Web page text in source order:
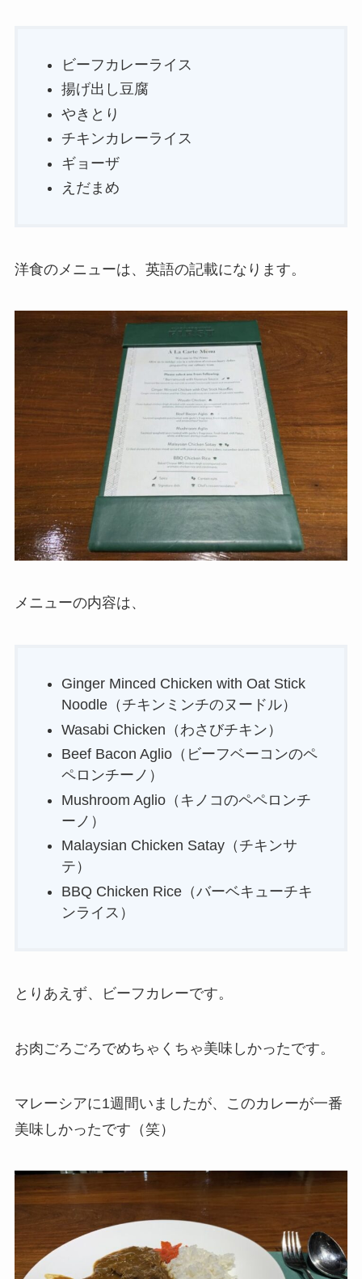
ビーフカレーライス
揚げ出し豆腐
やきとり
チキンカレーライス
ギョーザ
えだまめ
洋食のメニューは、英語の記載になります。
メニューの内容は、
Ginger Minced Chicken with Oat Stick
Noodle（チキンミンチのヌードル）
Wasabi Chicken（わさびチキン）
Beef Bacon Aglio（ビーフベーコンのペ
ペロンチーノ）
Mushroom Aglio（キノコのペペロンチ
ーノ）
Malaysian Chicken Satay（チキンサ
テ）
BBQ Chicken Rice（バーベキューチキ
ンライス）
とりあえず、ビーフカレーです。
お肉ごろごろでめちゃくちゃ美味しかったです。
マレーシアに1週間いましたが、このカレーが一番
美味しかったです（笑）